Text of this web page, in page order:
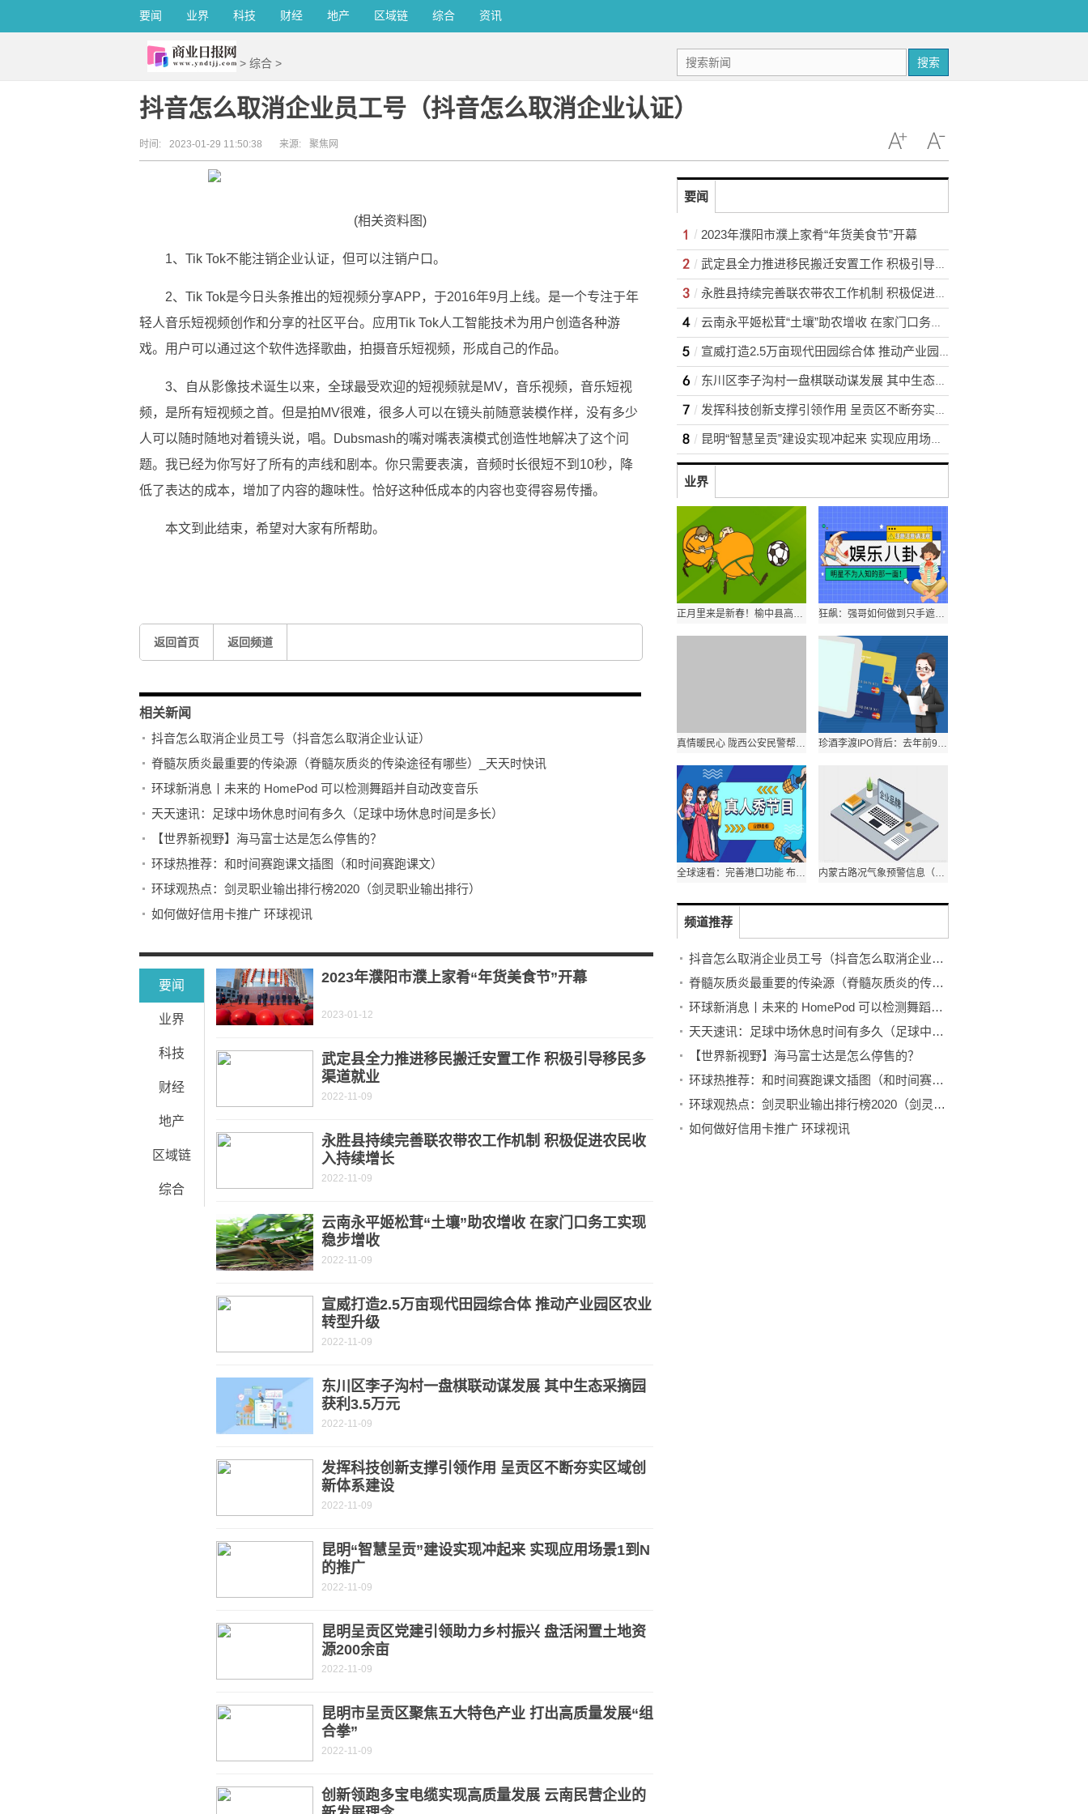
要闻 业界 科技 财经 地产 区域链 综合 资讯
> 综合 > 搜索
抖音怎么取消企业员工号（抖音怎么取消企业认证）
时间: 2023-01-29 11:50:38 来源: 聚焦网
(相关资料图)
1、Tik Tok不能注销企业认证，但可以注销户口。
2、Tik Tok是今日头条推出的短视频分享APP，于2016年9月上线。是一个专注于年
轻人音乐短视频创作和分享的社区平台。应用Tik Tok人工智能技术为用户创造各种游
戏。用户可以通过这个软件选择歌曲，拍摄音乐短视频，形成自己的作品。
3、自从影像技术诞生以来，全球最受欢迎的短视频就是MV，音乐视频，音乐短视
频，是所有短视频之首。但是拍MV很难，很多人可以在镜头前随意装模作样，没有多少
人可以随时随地对着镜头说，唱。Dubsmash的嘴对嘴表演模式创造性地解决了这个问
题。我已经为你写好了所有的声线和剧本。你只需要表演，音频时长很短不到10秒，降
低了表达的成本，增加了内容的趣味性。恰好这种低成本的内容也变得容易传播。
本文到此结束，希望对大家有所帮助。
返回首页 返回频道
相关新闻
抖音怎么取消企业员工号（抖音怎么取消企业认证）
脊髓灰质炎最重要的传染源（脊髓灰质炎的传染途径有哪些）_天天时快讯
环球新消息丨未来的 HomePod 可以检测舞蹈并自动改变音乐
天天速讯：足球中场休息时间有多久（足球中场休息时间是多长）
【世界新视野】海马富士达是怎么停售的？
环球热推荐：和时间赛跑课文插图（和时间赛跑课文）
环球观热点：剑灵职业输出排行榜2020（剑灵职业输出排行）
如何做好信用卡推广 环球视讯
要闻
业界
科技
财经
地产
区域链
综合
2023年濮阳市濮上家肴“年货美食节”开幕
2023-01-12
武定县全力推进移民搬迁安置工作 积极引导移民多
渠道就业
2022-11-09
永胜县持续完善联农带农工作机制 积极促进农民收
入持续增长
2022-11-09
云南永平姬松茸“土壤”助农增收 在家门口务工实现
稳步增收
2022-11-09
宣威打造2.5万亩现代田园综合体 推动产业园区农业
转型升级
2022-11-09
东川区李子沟村一盘棋联动谋发展 其中生态采摘园
获利3.5万元
2022-11-09
发挥科技创新支撑引领作用 呈贡区不断夯实区域创
新体系建设
2022-11-09
昆明“智慧呈贡”建设实现冲起来 实现应用场景1到N
的推广
2022-11-09
昆明呈贡区党建引领助力乡村振兴 盘活闲置土地资
源200余亩
2022-11-09
昆明市呈贡区聚焦五大特色产业 打出高质量发展“组
合拳”
2022-11-09
创新领跑多宝电缆实现高质量发展 云南民营企业的
要闻
2023年濮阳市濮上家肴“年货美食节”开幕
武定县全力推进移民搬迁安置工作 积极引导移民多渠道就业
永胜县持续完善联农带农工作机制 积极促进农民收入持续增长
云南永平姬松茸“土壤”助农增收 在家门口务工实现稳步增收
宣威打造2.5万亩现代田园综合体 推动产业园区农业转型升级
东川区李子沟村一盘棋联动谋发展 其中生态采摘园获利3.5万元
发挥科技创新支撑引领作用 呈贡区不断夯实区域创新体系建设
昆明“智慧呈贡”建设实现冲起来 实现应用场景1到N的推广
业界
正月里来是新春！榆中县高崖镇大营社的社火闹得欢～ 狂飙：强哥如何做到只手遮天的？第2个内鬼揪出，杨健也黑化了！_资讯
真情暖民心 陇西公安民警帮助走失幼儿找到家人|环球最新 珍酒李渡IPO背后：去年前9个月实际产能达2.09万吨，销量却仅有0.9万吨，账面存货高企
全球速看：完善港口功能 布局口岸产业 河北唐山蓝色经济成新引擎 内蒙古路况气象预警信息（2023.1.28） 当前速递
频道推荐
抖音怎么取消企业员工号（抖音怎么取消企业认证）
脊髓灰质炎最重要的传染源（脊髓灰质炎的传染途径有哪些）_天天时快讯
环球新消息丨未来的 HomePod 可以检测舞蹈并自动改变音乐
天天速讯：足球中场休息时间有多久（足球中场休息时间是多长）
【世界新视野】海马富士达是怎么停售的？
环球热推荐：和时间赛跑课文插图（和时间赛跑课文）
环球观热点：剑灵职业输出排行榜2020（剑灵职业输出排行）
如何做好信用卡推广 环球视讯